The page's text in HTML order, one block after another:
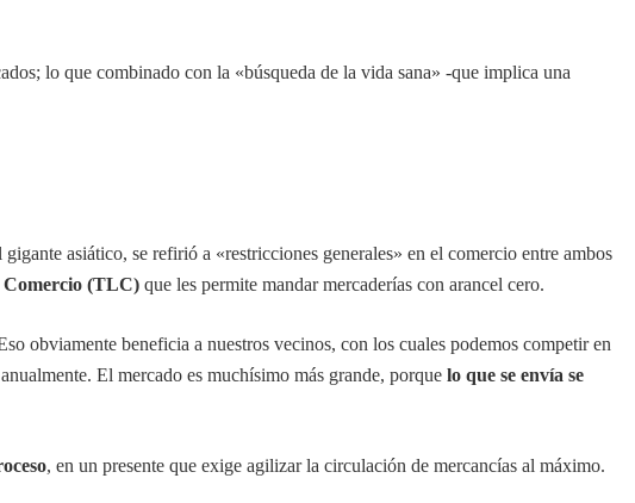
lo que combinado con la «búsqueda de la vida sana» -que implica una
asiático, se refirió a «restricciones generales» en el comercio entre ambos
(TLC) que les permite mandar mercaderías con arancel cero.
obviamente beneficia a nuestros vecinos, con los cuales podemos competir en
El mercado es muchísimo más grande, porque lo que se envía se
, en un presente que exige agilizar la circulación de mercancías al máximo.